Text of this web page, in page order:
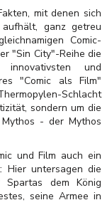
mit denen sich
ganz getreu
Comic-
"Sin City"-Reihe die
und
"Comic als Film"
Schlacht
sondern um die
- der Mythos
und Film auch ein
untersagen die
Spartas dem König
seine Armee in